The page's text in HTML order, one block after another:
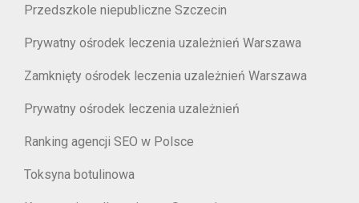
Przedszkole niepubliczne Szczecin
Prywatny ośrodek leczenia uzależnień Warszawa
Zamknięty ośrodek leczenia uzależnień Warszawa
Prywatny ośrodek leczenia uzależnień
Ranking agencji SEO w Polsce
Toksyna botulinowa